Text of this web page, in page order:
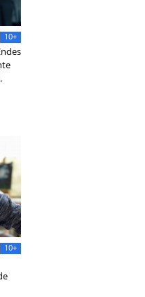
10+
10+